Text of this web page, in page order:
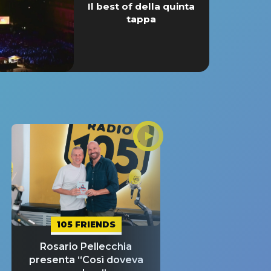
Il best of della quinta
tappa
105 FRIENDS
Rosario Pellecchia
presenta “Così doveva